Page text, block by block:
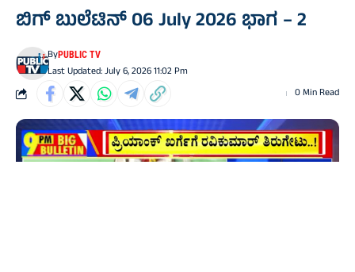
ಬಿಗ್‌ ಬುಲೆಟಿನ್‌ 06 July 2026 ಭಾಗ – 2
Last Updated: July 6, 2026 11:02 Pm
ByPUBLIC TV
0 Min Read